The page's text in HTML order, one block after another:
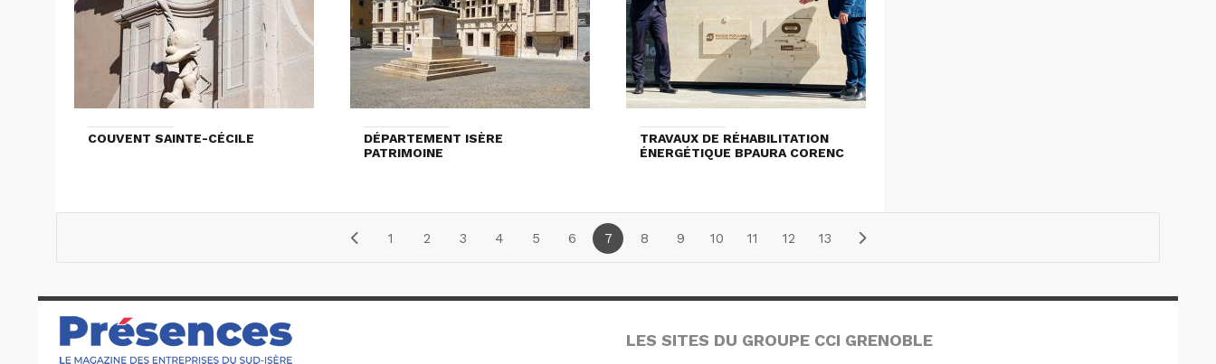
COUVENT SAINTE-CÉCILE
DÉPARTEMENT ISÈRE
PATRIMOINE
TRAVAUX DE RÉHABILITATION
ÉNERGÉTIQUE BPAURA CORENC
1 2 3 4 5 6 7 8 9 10 11 12 13
LES SITES DU GROUPE CCI GRENOBLE